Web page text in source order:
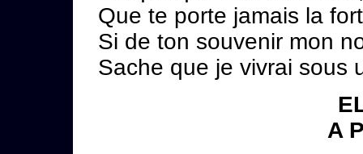
Que te porte jamais la
Si de ton souvenir mon
Sache que je vivrai sous
A